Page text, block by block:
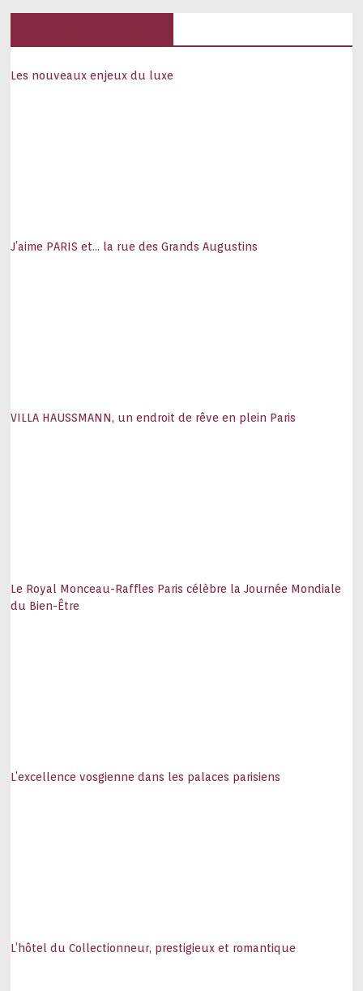
Les nouveaux enjeux du luxe
J’aime PARIS et… la rue des Grands Augustins
VILLA HAUSSMANN, un endroit de rêve en plein Paris
Le Royal Monceau-Raffles Paris célèbre la Journée Mondiale
du Bien-Être
L’excellence vosgienne dans les palaces parisiens
L’hôtel du Collectionneur, prestigieux et romantique